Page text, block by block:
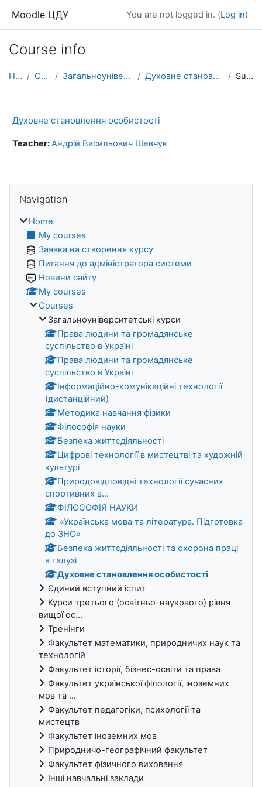
Moodle ЦДУ You are not logged in. (Log in)
Course info
Home Courses Загальноуніверситетські курси Духовне становлення особистості Summary
Духовне становлення особистості
Teacher:Андрій Васильович Шевчук
Blocks
Navigation
Home
My courses
Заявка на створення курсу
Питання до адміністратора системи
Новини сайту
My courses
Courses
Загальноуніверситетські курси
Права людини та громадянське
суспільство в Україні
Права людини та громадянське
суспільство в Україні
Інформаційно-комунікаційні технології
(дистанційний)
Методика навчання фізики
Філософія науки
Безпека життєдіяльності
Цифрові технології в мистецтві та художній
культурі
Природовідповідні технології сучасних
спортивних в...
ФІЛОСОФІЯ НАУКИ
«Українська мова та література. Підготовка
до ЗНО»
Безпека життєдіяльності та охорона праці
в галузі
Духовне становлення особистості
Єдиний вступний іспит
Курси третього (освітньо-наукового) рівня
вищої ос...
Тренінги
Факультет математики, природничих наук та
технологій
Факультет історії, бізнес-освіти та права
Факультет української філології, іноземних
мов та ...
Факультет педагогіки, психології та
мистецтв
Факультет іноземних мов
Природничо-географічний факультет
Факультет фізичного виховання
Інші навчальні заклади